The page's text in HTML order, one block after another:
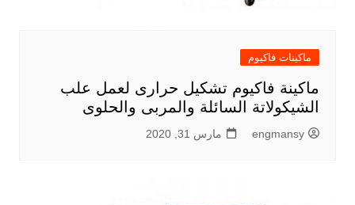
ماكينات فاكيوم
ماكينة فاكيوم تشكيل حرارى لعمل علب
الشيكولاتة السائلة والمربى والحلوى
engmansy مارس 31, 2020